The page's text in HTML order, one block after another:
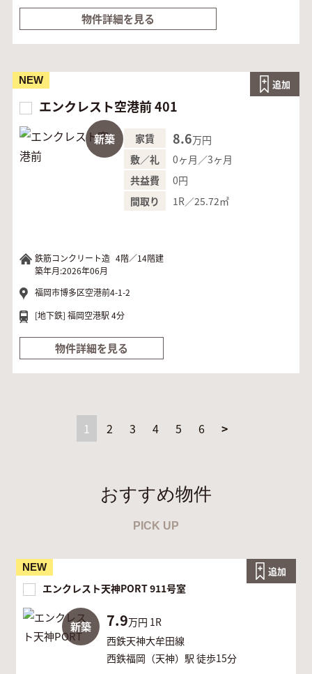
物件詳細を見る
エンクレスト空港前 401
NEW
新築
追加
家賃 8.6万円
敷／礼
0ヶ月／3ヶ月
共益費
0円
間取り
1R／25.72㎡
鉄筋コンクリート造 4階／14階建
築年月:2026年06月
福岡市博多区空港前4-1-2
[地下鉄] 福岡空港駅 4分
物件詳細を見る
1 2 3 4 5 6 >
おすすめ物件
PICK UP
NEW
新築
エンクレスト天神PORT 911号室
7.9万円 1R
西鉄天神大牟田線
西鉄福岡（天神）駅 徒歩15分
追加